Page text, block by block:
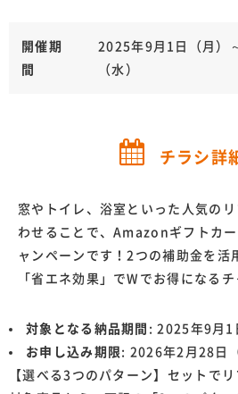
開催期
間
2025年9月1日（月）
（水）
チラシ詳
窓やトイレ、浴室といった人気の
わせることで、Amazonギフトカ
ャンペーンです！2つの補助金を活
「省エネ効果」でWでお得になるチ
対象となる納品期間 : 2025年9月1
お申し込み期限 : 2026年2月28日
【選べる3つのパターン】セットでリ